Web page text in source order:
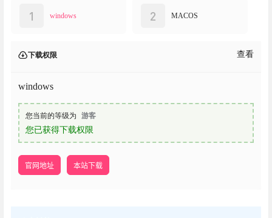
windows
1 MACOS
2
下载权限 查看
windows
您当前的等级为 游客
您已获得下载权限
官网地址 本站下载